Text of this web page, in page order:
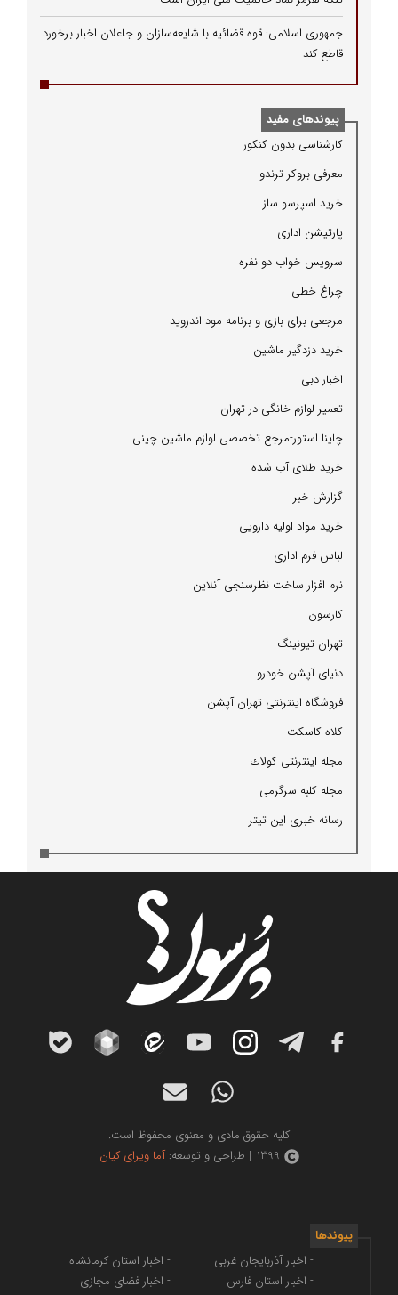
جمهوری اسلامی: قوه قضائیه با شایعه‌سازان و جاعلان اخبار برخورد
قاطع کند
پیوندهای مفید
كارشناسی بدون كنكور
معرفی بروكر ترندو
خرید اسپرسو ساز
پارتیشن اداری
سرویس خواب دو نفره
چراغ خطی
مرجعی برای بازی و برنامه مود اندروید
خرید دزدگیر ماشین
اخبار دبی
تعمیر لوازم خانگی در تهران
چاینا استور-مرجع تخصصی لوازم ماشین چینی
خرید طلای آب شده
گزارش خبر
خرید مواد اولیه دارویی
لباس فرم اداری
نرم افزار ساخت نظرسنجی آنلاین
كارسون
تهران تیونینگ
دنیای آپشن خودرو
فروشگاه اینترنتی تهران آپشن
كلاه كاسكت
مجله اینترنتی كولاك
مجله كلبه سرگرمی
رسانه خبری این تیتر
کلیه حقوق مادی و معنوی محفوظ است.
1399 | طراحی و توسعه:
آما ویرای کیان
پیوندها
- اخبار آذربایجان غربی
- اخبار استان فارس
- اخبار استان کرمانشاه
- اخبار فضای مجازی